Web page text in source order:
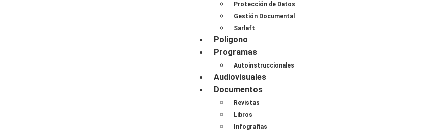
Protección de Datos
Gestión Documental
Sarlaft
Poligono
Programas
Autoinstruccionales
Audiovisuales
Documentos
Revistas
Libros
Infografias